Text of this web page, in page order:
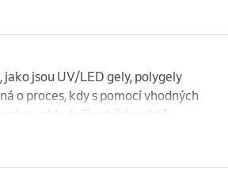
jsou UV/LED gely, polygely
o proces, kdy s pomocí vhodných
a vzhled přírodních nehtů.